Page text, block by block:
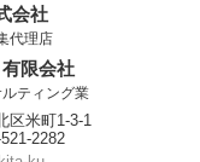
会社
代理店
限会社
ティング業
区米町1-3-1
2282